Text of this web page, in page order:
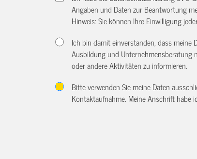
Angaben und Daten zur Beantwortung
Hinweis: Sie können Ihre Einwilligung
Ich bin damit einverstanden, dass
Ausbildung und Unternehmensberatung
oder andere Aktivitäten zu informieren.
Bitte verwenden Sie meine Daten
Kontaktaufnahme. Meine Anschrift habe